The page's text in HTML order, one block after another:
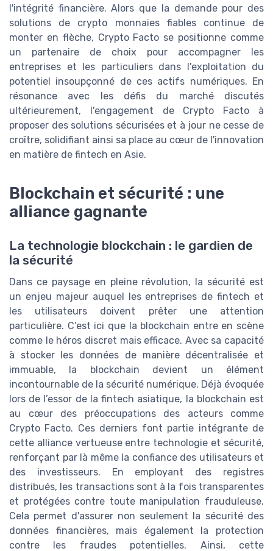
l'intégrité financière. Alors que la demande pour des
solutions de crypto monnaies fiables continue de
monter en flèche, Crypto Facto se positionne comme
un partenaire de choix pour accompagner les
entreprises et les particuliers dans l'exploitation du
potentiel insoupçonné de ces actifs numériques. En
résonance avec les défis du marché discutés
ultérieurement, l'engagement de Crypto Facto à
proposer des solutions sécurisées et à jour ne cesse de
croître, solidifiant ainsi sa place au cœur de l'innovation
en matière de fintech en Asie.
Blockchain et sécurité : une
alliance gagnante
La technologie blockchain : le gardien de
la sécurité
Dans ce paysage en pleine révolution, la sécurité est
un enjeu majeur auquel les entreprises de fintech et
les utilisateurs doivent prêter une attention
particulière. C’est ici que la blockchain entre en scène
comme le héros discret mais efficace. Avec sa capacité
à stocker les données de manière décentralisée et
immuable, la blockchain devient un élément
incontournable de la sécurité numérique. Déjà évoquée
lors de l’essor de la fintech asiatique, la blockchain est
au cœur des préoccupations des acteurs comme
Crypto Facto. Ces derniers font partie intégrante de
cette alliance vertueuse entre technologie et sécurité,
renforçant par là même la confiance des utilisateurs et
des investisseurs. En employant des registres
distribués, les transactions sont à la fois transparentes
et protégées contre toute manipulation frauduleuse.
Cela permet d'assurer non seulement la sécurité des
données financières, mais également la protection
contre les fraudes potentielles. Ainsi, cette